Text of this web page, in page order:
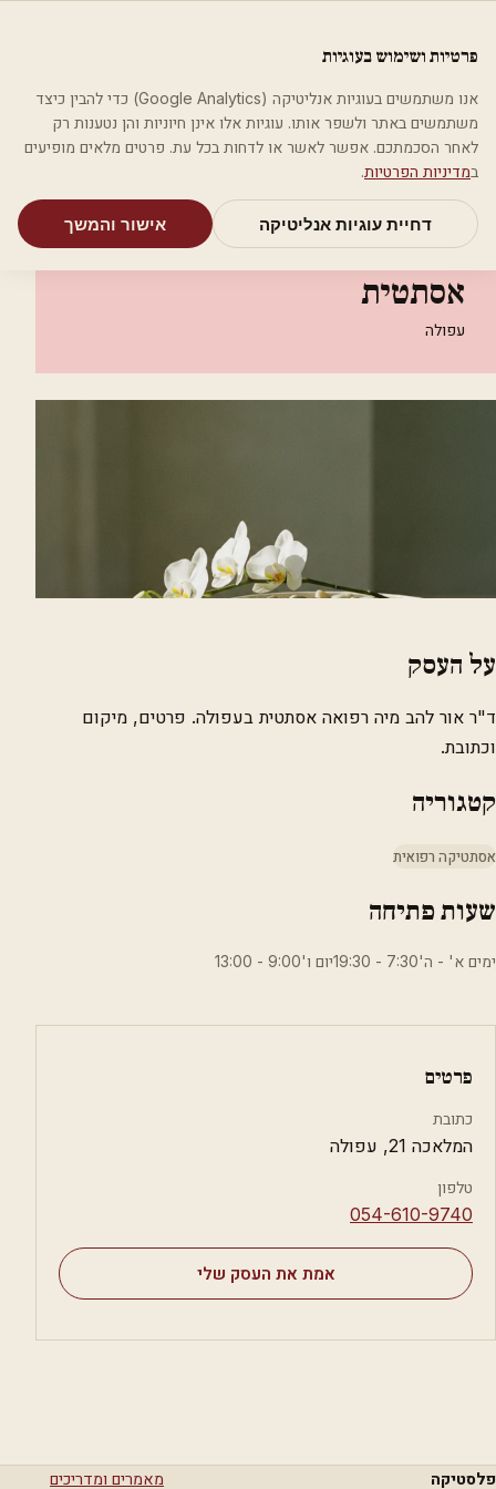
מאמריםקטגוריותחיפושאודות
בית קטגוריות
אסתטיקה רפואית
ד"ר אור להב מיה רפואה אסתטית
ד"ר אור להב מיה רפואה
אסתטית
עפולה
על העסק
ד"ר אור להב מיה רפואה אסתטית בעפולה. פרטים, מיקום
וכתובת.
קטגוריה
אסתטיקה רפואית
שעות פתיחה
ימים א' - ה'7:30 - 19:30יום ו'9:00 - 13:00
פרטים
כתובת
המלאכה 21, עפולה
טלפון
⁦054-610-9740⁩
אמת את העסק שלי
פלסטיקה מאמרים ומדריכים
פרטיות ושימוש בעוגיות
אנו משתמשים בעוגיות אנליטיקה (Google Analytics) כדי להבין כיצד
משתמשים באתר ולשפר אותו. עוגיות אלו אינן חיוניות והן נטענות רק
לאחר הסכמתכם. אפשר לאשר או לדחות בכל עת. פרטים מלאים מופיעים
במדיניות הפרטיות.
דחיית עוגיות אנליטיקה אישור והמשך